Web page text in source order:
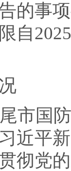
的事
自
国防
近平
彻党